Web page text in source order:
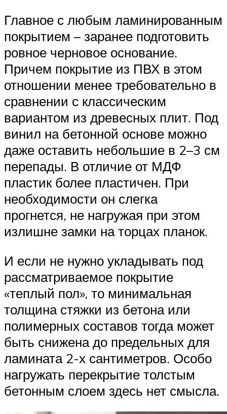
Главное с любым ламинированным
покрытием – заранее подготовить
ровное черновое основание.
Причем покрытие из ПВХ в этом
отношении менее требовательно в
сравнении с классическим
вариантом из древесных плит. Под
винил на бетонной основе можно
даже оставить небольшие в 2–3 см
перепады. В отличие от МДФ
пластик более пластичен. При
необходимости он слегка
прогнется, не нагружая при этом
излишне замки на торцах планок.
И если не нужно укладывать под
рассматриваемое покрытие
«теплый пол», то минимальная
толщина стяжки из бетона или
полимерных составов тогда может
быть снижена до предельных для
ламината 2-х сантиметров. Особо
нагружать перекрытие толстым
бетонным слоем здесь нет смысла.